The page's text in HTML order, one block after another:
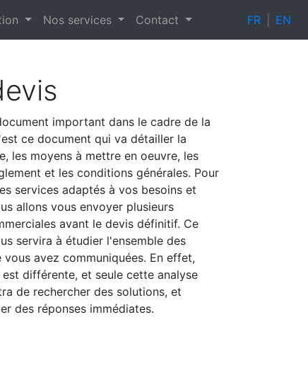
Nos services Contact FR EN
important dans le cadre de la
ce document qui va détailler la
les moyens à mettre en oeuvre, les
et les conditions générales. Pour
services adaptés à vos besoins et
allons vous envoyer plusieurs
avant le devis définitif. Ce
servira à étudier l'ensemble des
avez communiquées. En effet,
différente, et seule cette analyse
de rechercher des solutions, et
des réponses immédiates.